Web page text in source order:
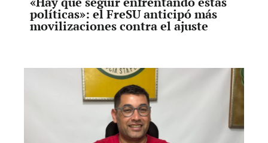
políticas»: el FreSU anticipó más
movilizaciones contra el ajuste